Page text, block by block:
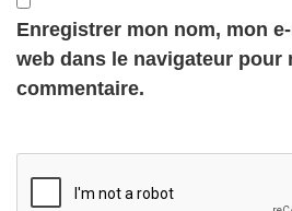
Enregistrer mon nom, mon
web dans le navigateur pour
commentaire.